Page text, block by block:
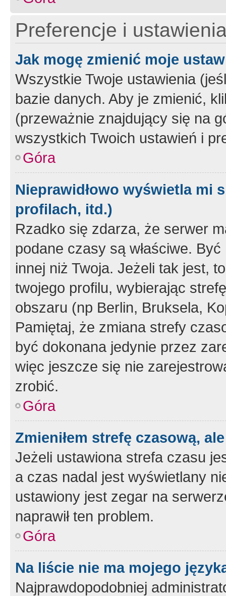
Preferencje i
Jak mogę zmienić moje
Wszystkie Twoje ustawienia
bazie danych. Aby je zmienić,
(przeważnie znajdujący się na
wszystkich Twoich ustawień i
Góra
Nieprawidłowo wyświetla mi
profilach, itd.)
Rzadko się zdarza, że serwer
podane czasy są właściwe.
innej niż Twoja. Jeżeli tak jest,
twojego profilu, wybierając
obszaru (np Berlin, Bruksela,
Pamiętaj, że zmiana strefy
być dokonana jedynie przez
więc jeszcze się nie
zrobić.
Góra
Zmieniłem strefę czasową,
Jeżeli ustawiona strefa czasu
a czas nadal jest wyświetlany
ustawiony jest zegar na
naprawił ten problem.
Góra
Na liście nie ma mojego
Najprawdopodobniej